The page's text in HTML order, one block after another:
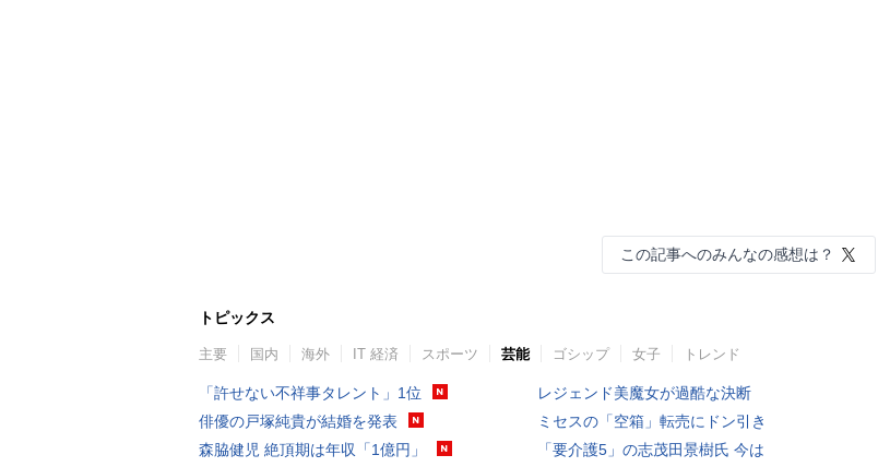
この記事へのみんなの感想は？
トピックス
主要 国内 海外 IT 経済 スポーツ 芸能 ゴシップ 女子 トレンド
「許せない不祥事タレント」1位
俳優の戸塚純貴が結婚を発表
森脇健児 絶頂期は年収「1億円」
レジェンド美魔女が過酷な決断
ミセスの「空箱」転売にドン引き
「要介護5」の志茂田景樹氏 今は